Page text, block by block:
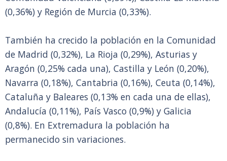
(0,36%) y Región de Murcia (0,33%).
También ha crecido la población en la Comunidad
de Madrid (0,32%), La Rioja (0,29%), Asturias y
Aragón (0,25% cada una), Castilla y León (0,20%),
Navarra (0,18%), Cantabria (0,16%), Ceuta (0,14%),
Cataluña y Baleares (0,13% en cada una de ellas),
Andalucía (0,11%), País Vasco (0,9%) y Galicia
(0,8%). En Extremadura la población ha
permanecido sin variaciones.